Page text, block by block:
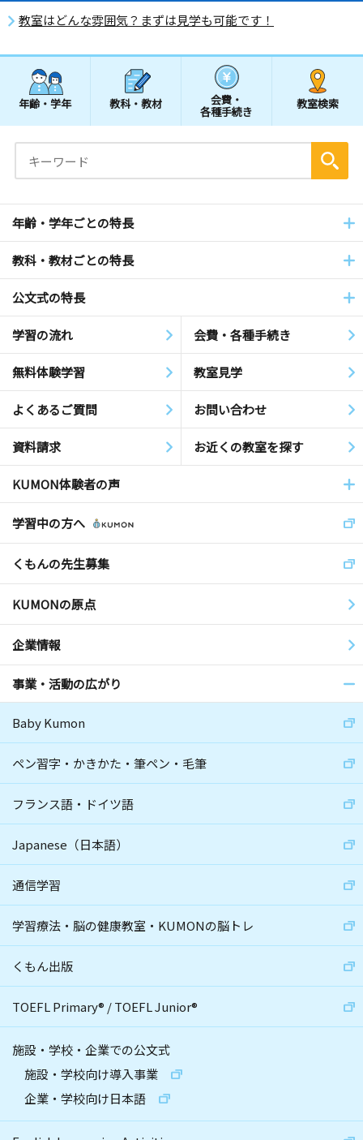
教室はどんな雰囲気？まずは見学も可能です！
年齢・学年 教科・教材 会費・
各種手続き
教室検索
年齢・学年ごとの特長
教科・教材ごとの特長
公文式の特長
学習の流れ 会費・各種手続き
無料体験学習 教室見学
よくあるご質問 お問い合わせ
資料請求 お近くの教室を探す
KUMON体験者の声
学習中の方へ
くもんの先生募集
KUMONの原点
企業情報
事業・活動の広がり
Baby Kumon
ペン習字・かきかた・筆ペン・毛筆
フランス語・ドイツ語
Japanese（日本語）
通信学習
学習療法・脳の健康教室・KUMONの脳トレ
くもん出版
TOEFL Primary® /TOEFL Junior®
施設・学校・企業での公文式
施設・学校向け導入事業
企業・学校向け日本語